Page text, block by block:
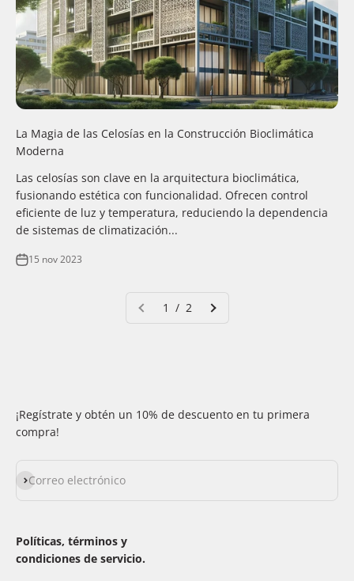
La Magia de las Celosías en la Construcción Bioclimática
Moderna
Las celosías son clave en la arquitectura bioclimática,
fusionando estética con funcionalidad. Ofrecen control
eficiente de luz y temperatura, reduciendo la dependencia
de sistemas de climatización...
15 nov 2023
1 / 2
¡Regístrate y obtén un 10% de descuento en tu primera
compra!
Correo electrónico
Suscribirse
Políticas, términos y
condiciones de servicio.